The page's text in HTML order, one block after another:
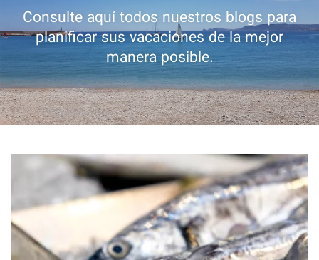
Consulte aquí todos nuestros blogs para
planificar sus vacaciones de la mejor
manera posible.